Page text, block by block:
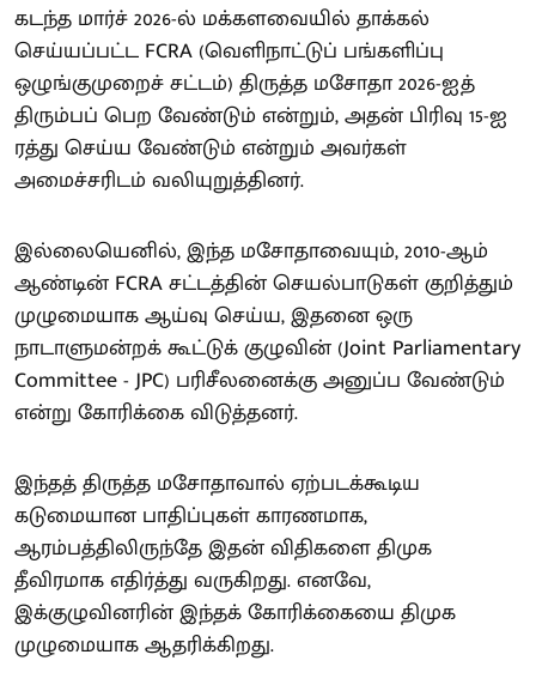
கடந்த மார்ச் 2026-ல் மக்களவையில் தாக்கல்
செய்யப்பட்ட FCRA (வெளிநாட்டுப் பங்களிப்பு
ஒழுங்குமுறைச் சட்டம்) திருத்த மசோதா 2026-ஐத்
திரும்பப் பெற வேண்டும் என்றும், அதன் பிரிவு 15-ஐ
ரத்து செய்ய வேண்டும் என்றும் அவர்கள்
அமைச்சரிடம் வலியுறுத்தினர்.
இல்லையெனில், இந்த மசோதாவையும், 2010-ஆம்
ஆண்டின் FCRA சட்டத்தின் செயல்பாடுகள் குறித்தும்
முழுமையாக ஆய்வு செய்ய, இதனை ஒரு
நாடாளுமன்றக் கூட்டுக் குழுவின் (Joint Parliamentary
Committee - JPC) பரிசீலனைக்கு அனுப்ப வேண்டும்
என்று கோரிக்கை விடுத்தனர்.
இந்தத் திருத்த மசோதாவால் ஏற்படக்கூடிய
கடுமையான பாதிப்புகள் காரணமாக,
ஆரம்பத்திலிருந்தே இதன் விதிகளை திமுக
தீவிரமாக எதிர்த்து வருகிறது. எனவே,
இக்குழுவினரின் இந்தக் கோரிக்கையை திமுக
முழுமையாக ஆதரிக்கிறது.